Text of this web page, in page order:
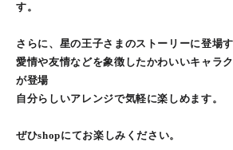
す。
さらに、星の王子さまのストーリーに登場
愛情や友情などを象徴したかわいいキャラ
が登場
自分らしいアレンジで気軽に楽しめます。
ぜひshopにてお楽しみください。